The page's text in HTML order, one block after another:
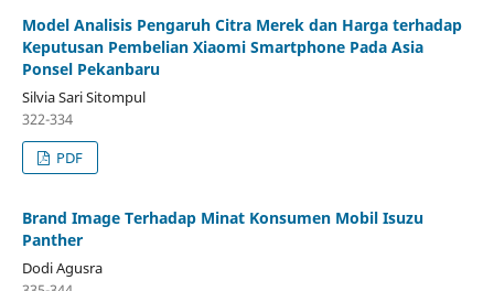
Model Analisis Pengaruh Citra Merek dan Harga terhadap
Keputusan Pembelian Xiaomi Smartphone Pada Asia
Ponsel Pekanbaru
Silvia Sari Sitompul
322-334
PDF
Brand Image Terhadap Minat Konsumen Mobil Isuzu
Panther
Dodi Agusra